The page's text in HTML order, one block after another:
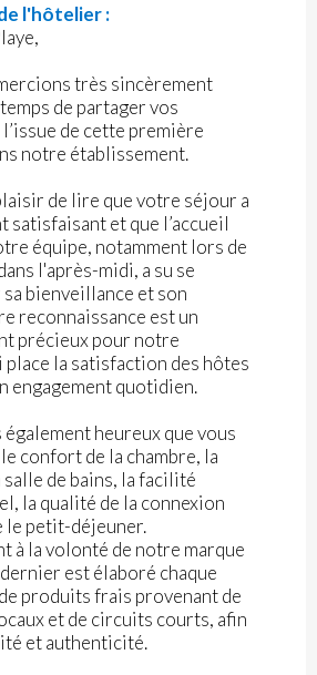
l'hôtelier :
très sincèrement
de partager vos
de cette première
notre établissement.
de lire que votre séjour a
satisfaisant et que l’accueil
équipe, notamment lors de
l'après-midi, a su se
bienveillance et son
reconnaissance est un
précieux pour notre
place la satisfaction des hôtes
engagement quotidien.
également heureux que vous
confort de la chambre, la
de bains, la facilité
la qualité de la connexion
le petit-déjeuner.
à la volonté de notre marque
est élaboré chaque
produits frais provenant de
et de circuits courts, afin
et authenticité.